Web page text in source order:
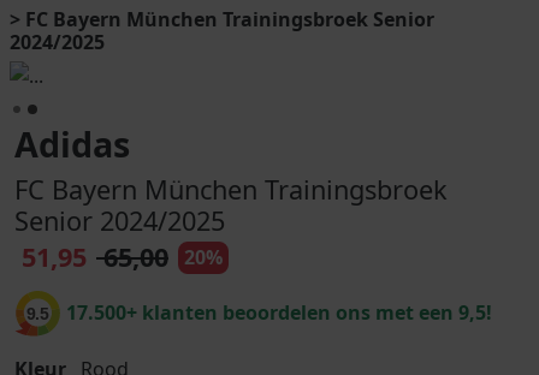
> FC Bayern München Trainingsbroek Senior
2024/2025
Adidas
FC Bayern München Trainingsbroek
Senior 2024/2025
51,95 65,00 20%
9.5 17.500+ klanten beoordelen ons met een 9,5!
Kleur Rood